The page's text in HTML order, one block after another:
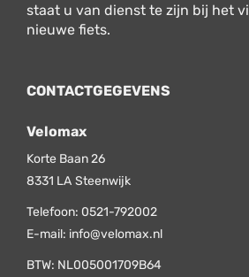
staat u van dienst te zijn bij het
nieuwe fiets.
CONTACTGEGEVENS
Velomax
Korte Baan 26
8331 LA Steenwijk
Telefoon: 0521-792002
E-mail: info@velomax.nl
BTW: NL005001709B64